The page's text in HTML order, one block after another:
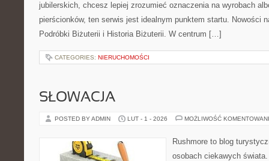
jubilerskich, chcesz lepiej zrozumieć oznaczenia na wyrobach
pierścionków, ten serwis jest idealnym punktem startu. Nowości
Podróbki Biżuterii i Historia Biżuterii. W centrum […]
CATEGORIES: NIERUCHOMOŚCI
SŁOWACJA
POSTED BY ADMIN LUT - 1 - 2026 MOŻLIWOŚĆ
Rushmore to blog
osobach ciekawych